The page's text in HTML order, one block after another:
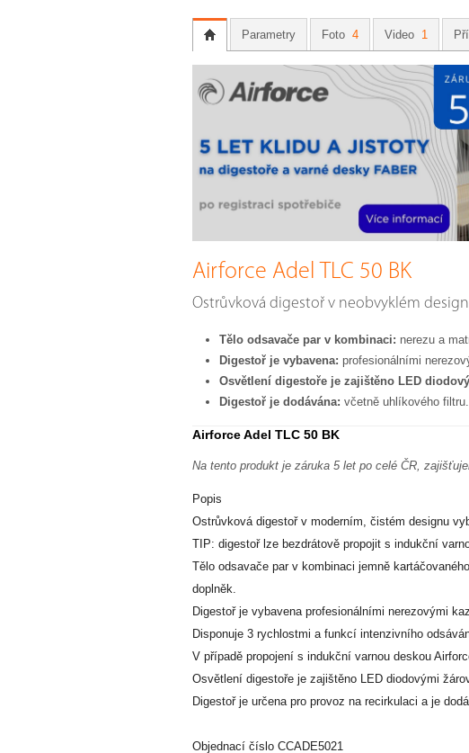
Parametry Foto 4 Video 1
Airforce Adel TLC 50 BK
Ostrůvková digestoř v neobvyklém
Tělo odsavače par v kombinaci: nerezu a
Digestoř je vybavena: profesionálními
Osvětlení digestoře je zajištěno LED
Digestoř je dodávána: včetně uhlíkového filtru.
Airforce Adel TLC 50 BK
Na tento produkt je záruka 5 let po celé ČR,
Popis
Ostrůvková digestoř v moderním, čistém designu
TIP: digestoř lze bezdrátově propojit s indukční
Tělo odsavače par v kombinaci jemně
doplněk.
Digestoř je vybavena profesionálními nerezovými
Disponuje 3 rychlostmi a funkcí intenzivního
V případě propojení s indukční varnou deskou
Osvětlení digestoře je zajištěno LED diodovými
Digestoř je určena pro provoz na recirkulaci a je
Objednací číslo CCADE5021